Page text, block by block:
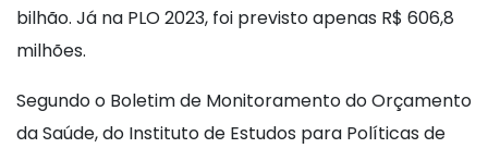
bilhão. Já na PLO 2023, foi previsto apenas R$ 606,8
milhões.
Segundo o Boletim de Monitoramento do Orçamento
da Saúde, do Instituto de Estudos para Políticas de